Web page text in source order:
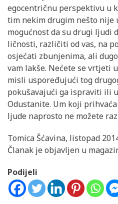
egocentričnu perspektivu u
tim nekim drugim nešto nije
mogućnost da su drugi ljudi
ličnosti, različiti od vas, na
osjećati zbunjenima, ali
vam lakše. Nećete se vrtjeti
misli uspoređujući tog
pokušavajući ga ispraviti ili
Odustanite. Um koji
ljude naprosto ne možete
Tomica Šćavina, listopad
Članak je objavljen u
Podijeli